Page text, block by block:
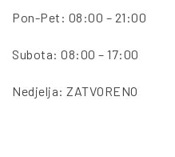
Pon-Pet: 08:00 – 21:00
Subota: 08:00 – 17:00
Nedjelja: ZATVORENO